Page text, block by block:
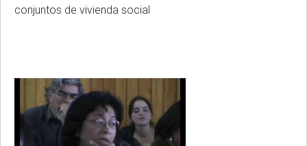
conjuntos de vivienda social